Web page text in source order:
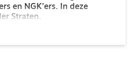
en NGK’ers. In deze
Straten.